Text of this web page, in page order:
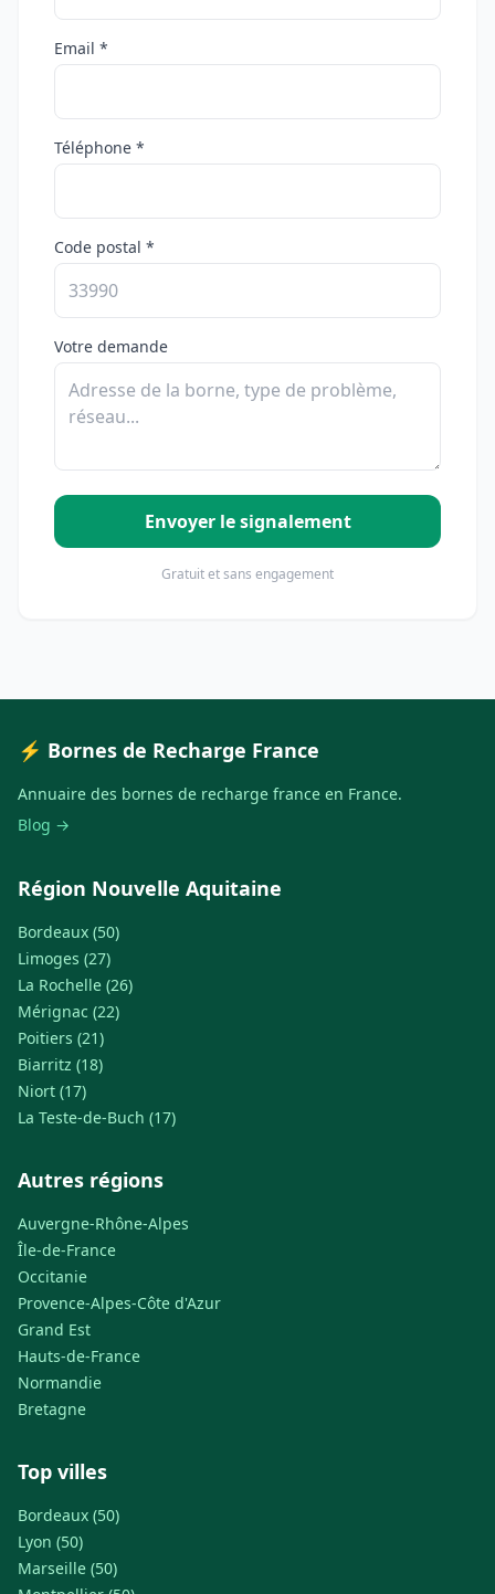
Email *
Téléphone *
Code postal *
Votre demande
Envoyer le signalement
Gratuit et sans engagement
⚡ Bornes de Recharge France
Annuaire des bornes de recharge france en France.
Blog →
Région Nouvelle Aquitaine
Bordeaux (50)
Limoges (27)
La Rochelle (26)
Mérignac (22)
Poitiers (21)
Biarritz (18)
Niort (17)
La Teste-de-Buch (17)
Autres régions
Auvergne-Rhône-Alpes
Île-de-France
Occitanie
Provence-Alpes-Côte d'Azur
Grand Est
Hauts-de-France
Normandie
Bretagne
Top villes
Bordeaux (50)
Lyon (50)
Marseille (50)